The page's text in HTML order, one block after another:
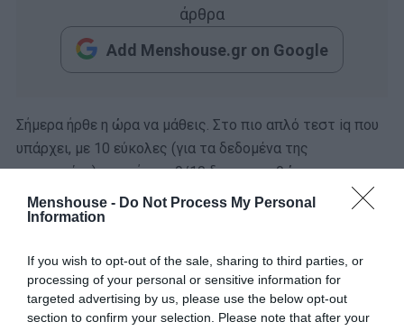
Menshouse - Do Not Process My Personal
Information
If you wish to opt-out of the sale, sharing to third parties, or
processing of your personal or sensitive information for
targeted advertising by us, please use the below opt-out
section to confirm your selection. Please note that after your
άρθρα
Add Menshouse.gr on Google
Σήμερα ήρθε η ώρα να μάθεις. Στο πιο απλό τεστ iq που
υπάρχει, με 10 εύκολες (για τα δεδομένα της
κατηγορίας) ερωτήσεις 9/10 δεν κατορθώνουν να
κάνουν το απόλυτο. Για να μη σε πάρει από κάτω να σου
πούμε απλώς ότι εμείς κάναμε 6/10 με τη βοήθεια του
Εσύ θα τα καταφέρεις; Δεν είμαστε τόσο αισιόδοξοι,
αλλά εάν εσύ είσαι, τότε μπες και δείξε τι πραγματικά